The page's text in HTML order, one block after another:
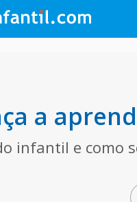
a
infantil e como